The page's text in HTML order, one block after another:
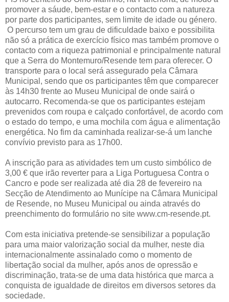
promover a sáude, bem-estar e o contacto com a natureza
por parte dos participantes, sem limite de idade ou género.
O percurso tem um grau de dificuldade baixo e possibilita
não só a prática de exercício físico mas também promove o
contacto com a riqueza patrimonial e principalmente natural
que a Serra do Montemuro/Resende tem para oferecer. O
transporte para o local será assegurado pela Câmara
Municipal, sendo que os participantes têm que comparecer
às 14h30 frente ao Museu Municipal de onde sairá o
autocarro. Recomenda-se que os participantes estejam
prevenidos com roupa e calçado confortável, de acordo com
o estado do tempo, e uma mochila com água e alimentação
energética. No fim da caminhada realizar-se-á um lanche
convívio previsto para as 17h00.
A inscrição para as atividades tem um custo simbólico de
3,00 € que irão reverter para a Liga Portuguesa Contra o
Cancro e pode ser realizada até dia 28 de fevereiro na
Secção de Atendimento ao Munícipe na Câmara Municipal
de Resende, no Museu Municipal ou ainda através do
preenchimento do formulário no site www.cm-resende.pt.
Com esta iniciativa pretende-se sensibilizar a população
para uma maior valorização social da mulher, neste dia
internacionalmente assinalado como o momento de
libertação social da mulher, após anos de opressão e
discriminação, trata-se de uma data histórica que marca a
conquista de igualdade de direitos em diversos setores da
sociedade.